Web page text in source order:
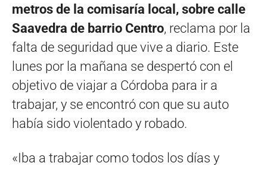
metros de la comisaría local, sobre calle
Saavedra de barrio Centro, reclama por la
falta de seguridad que vive a diario. Este
lunes por la mañana se despertó con el
objetivo de viajar a Córdoba para ir a
trabajar, y se encontró con que su auto
había sido violentado y robado.
«Iba a trabajar como todos los días y